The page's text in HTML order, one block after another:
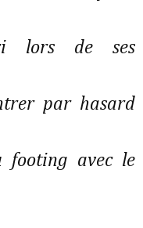
lors de ses
par hasard
footing avec le